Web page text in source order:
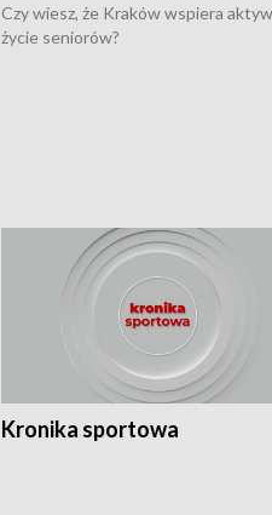
Czy wiesz, że Kraków wspiera
życie seniorów?
Kronika sportowa